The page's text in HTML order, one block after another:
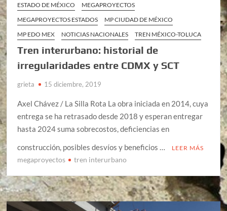
ESTADO DE MÉXICO
MEGAPROYECTOS
MEGAPROYECTOS ESTADOS
MP CIUDAD DE MÉXICO
MP EDO MEX
NOTICIAS NACIONALES TREN MÉXICO-TOLUCA
Tren interurbano: historial de
irregularidades entre CDMX y SCT
grieta 15 diciembre, 2019
Axel Chávez / La Silla Rota La obra iniciada en 2014, cuya
entrega se ha retrasado desde 2018 y esperan entregar
hasta 2024 suma sobrecostos, deficiencias en
construcción, posibles desvíos y beneficios …
LEER MÁS
megaproyectos tren interurbano